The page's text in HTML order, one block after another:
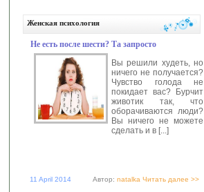
Женская психология
Не есть после шести? Та запросто
Вы решили худеть, но
ничего не получается?
Чувство голода не
покидает вас? Бурчит
животик так, что
оборачиваются люди?
Вы ничего не можете
сделать и в [...]
11 April 2014 Автор: natalka Читать далее >>